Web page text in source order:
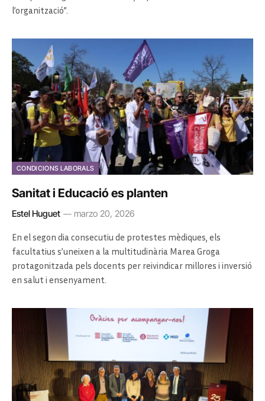
l’organització”.
CONDICIONS LABORALS
Sanitat i Educació es planten
Estel Huguet marzo 20, 2026
En el segon dia consecutiu de protestes mèdiques, els
facultatius s’uneixen a la multitudinària Marea Groga
protagonitzada pels docents per reivindicar millores i inversió
en salut i ensenyament.